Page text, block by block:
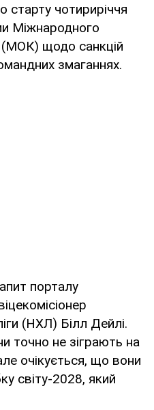
старту чотириріччя
Міжнародного
(МОК) щодо санкцій
змаганнях.
порталу
(НХЛ) Білл Дейлі.
точно не зіграють на
очікується, що вони
світу-2028, який